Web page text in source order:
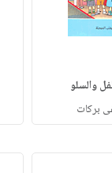
والسلو
بركات